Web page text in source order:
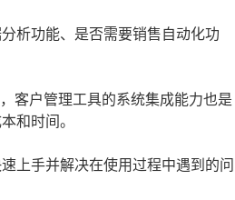
析功能、是否需要销售自动化功
客户管理工具的系统集成能力也是
和时间。
上手并解决在使用过程中遇到的问